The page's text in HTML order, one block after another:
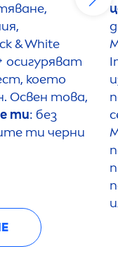
&White
осигуряват
което
Освен това,
ти: без
ти черни